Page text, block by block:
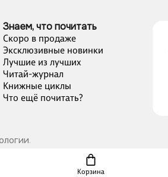
Корзина
Знаем, что почитать
Скоро в продаже
Эксклюзивные новинки
Лучшие из лучших
Читай-журнал
Книжные циклы
Что ещё почитать?
.